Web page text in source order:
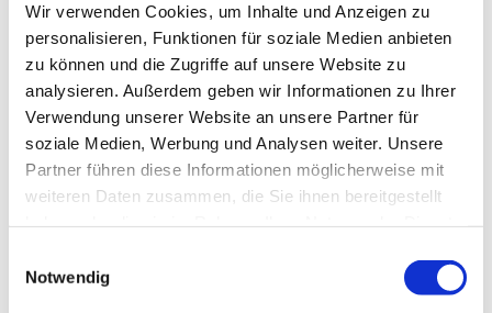
Wir verwenden Cookies, um Inhalte und Anzeigen zu
personalisieren, Funktionen für soziale Medien anbieten
zu können und die Zugriffe auf unsere Website zu
analysieren. Außerdem geben wir Informationen zu Ihrer
Verwendung unserer Website an unsere Partner für
soziale Medien, Werbung und Analysen weiter. Unsere
Partner führen diese Informationen möglicherweise mit
weiteren Daten zusammen, die Sie ihnen bereitgestellt
Notwendig
E-Mail:tischlerei-r.koehler@t-online.de
URL: www.tischlerei-ralf-koehler.de
Inhaber:
Ralf Köhler
Diese Webseite ist ein Produkt vonkpage.de